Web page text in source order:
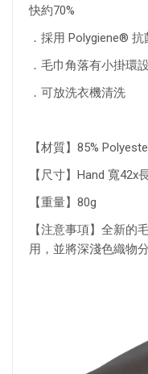
快約70%
．採用 Polygiene®
．毛巾角落有小掛環
．可放洗衣機清洗
【材質】85%
【尺寸】Hand 寬42x
【重量】80g
【注意事項】全新的
用，並將深淺色織物